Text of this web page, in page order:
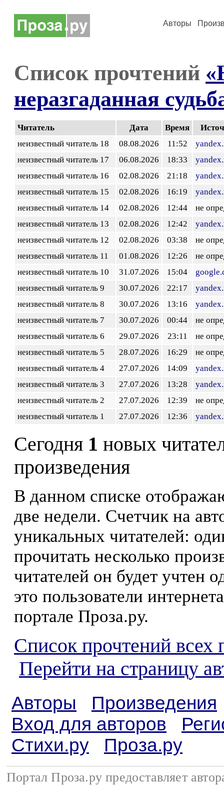
Авторы
Список прочтений
неразгаданная
Читатель Дата Время
неизвестный читатель 18
08.08.2026 11:52
неизвестный читатель 17
06.08.2026 18:33
неизвестный читатель 16
02.08.2026 21:18
неизвестный читатель 15
02.08.2026 16:19
неизвестный читатель 14
02.08.2026 12:44
не
неизвестный читатель 13
02.08.2026 12:42
неизвестный читатель 12
02.08.2026 03:38
не
неизвестный читатель 11
01.08.2026 12:26
не
неизвестный читатель 10
31.07.2026 15:04
неизвестный читатель 9
30.07.2026 22:17
неизвестный читатель 8
30.07.2026 13:16
неизвестный читатель 7
30.07.2026 00:44
не
неизвестный читатель 6
29.07.2026 23:11
не
неизвестный читатель 5
28.07.2026 16:29
не
неизвестный читатель 4
27.07.2026 14:09
неизвестный читатель 3
27.07.2026 13:28
неизвестный читатель 2
27.07.2026 12:39
не
неизвестный читатель 1
27.07.2026 12:36
Сегодня 1 новых
произведения
В данном списке
две недели. Счетчик на
уникальных читателей:
прочитать несколько
читателей он будет учтен
это пользователи
портале Проза.ру.
Список прочтений всех
Перейти на страницу
Авторы
Произведения
Вход для авторов
Стихи.ру
Проза.ру
Портал Проза.ру предоставляет